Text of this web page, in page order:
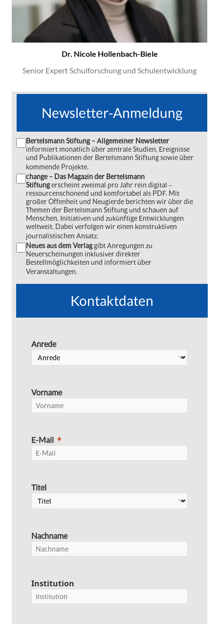
Dr. Nicole Hollenbach-Biele
Senior Expert Schulforschung und Schulentwicklung
Newsletter-Anmeldung
Bertelsmann Stiftung – Allgemeiner Newsletter
informiert monatlich über zentrale Studien, Ereignisse
und Publikationen der Bertelsmann Stiftung sowie über
kommende Projekte.
change – Das Magazin der Bertelsmann
Stiftungerscheint zweimal pro Jahr rein digital ‒
ressourcenschonend und komfortabel als PDF. Mit
großer Offenheit und Neugierde berichten wir über die
Themen der Bertelsmann Stiftung und schauen auf
Menschen, Initiativen und zukünftige Entwicklungen
weltweit. Dabei verfolgen wir einen konstruktiven
journalistischen Ansatz.
Neues aus dem Verlaggibt Anregungen zu
Neuerscheinungen inklusiver direkter
Bestellmöglichkeiten und informiert über
Veranstaltungen.
Kontaktdaten
Anrede
Vorname
E-Mail
Titel
Nachname
Institution